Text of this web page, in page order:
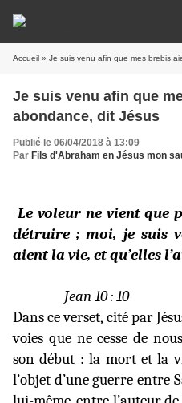
Accueil » Je suis venu afin que mes brebis
Je suis venu afin que
abondance, dit Jésus
Publié le 06/04/2018 à 13:09
Par Fils d'Abraham en Jésus mon
Le voleur ne vient que
détruire ; moi, je suis
aient la vie, et qu’elles
Jean 10 : 10
Dans ce verset, cité par
voies que ne cesse de
son début : la mort et la
l’objet d’une guerre entre